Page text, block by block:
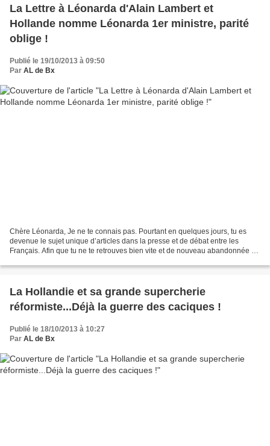
La Lettre à Léonarda d'Alain Lambert et
Hollande nomme Léonarda 1er ministre, parité
oblige !
Publié le 19/10/2013 à 09:50
Par AL de Bx
Chère Léonarda, Je ne te connais pas. Pourtant en quelques jours, tu es
devenue le sujet unique d’articles dans la presse et de débat entre les
Français. Afin que tu ne te retrouves bien vite et de nouveau abandonnée à
La Hollandie et sa grande supercherie
réformiste...Déjà la guerre des caciques !
Publié le 18/10/2013 à 10:27
Par AL de Bx